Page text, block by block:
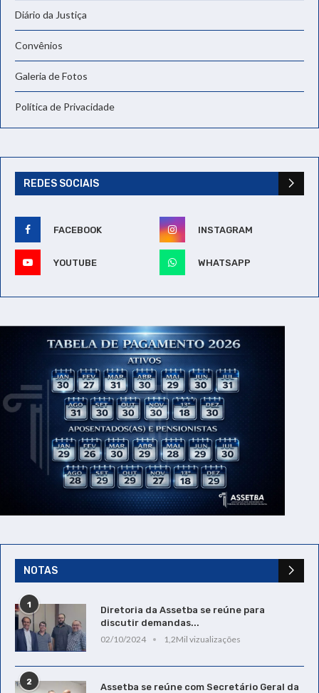
Diário da Justiça
Convênios
Galeria de Fotos
Política de Privacidade
REDES SOCIAIS
FACEBOOK INSTAGRAM
YOUTUBE WHATSAPP
NOTAS
1
Diretoria da Assetba se reúne para
discutir demandas...
02/10/2024
1,2Mil vizualizações
2
Assetba se reúne com Secretário Geral da